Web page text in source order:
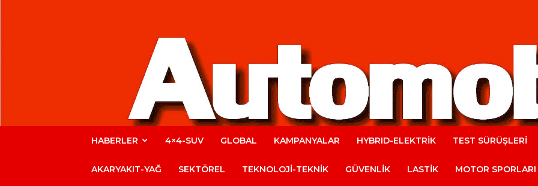
Automobile
HABERLER 4×4-SUV GLOBAL KAMPANYALAR HYBRID-ELEKTRİK TEST SÜRÜŞLERİ
AKARYAKIT-YAĞ SEKTÖREL TEKNOLOJİ-TEKNİK GÜVENLİK LASTİK MOTOR SPORLARI